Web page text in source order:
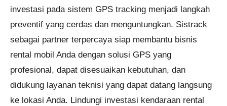
investasi pada sistem GPS tracking menjadi langkah
preventif yang cerdas dan menguntungkan. Sistrack
sebagai partner terpercaya siap membantu bisnis
rental mobil Anda dengan solusi GPS yang
profesional, dapat disesuaikan kebutuhan, dan
didukung layanan teknisi yang dapat datang langsung
ke lokasi Anda. Lindungi investasi kendaraan rental